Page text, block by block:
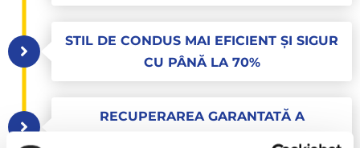
STIL DE CONDUS MAI EFICIENT ȘI SIGUR
CU PÂNĂ LA 70%
RECUPERAREA GARANTATĂ A